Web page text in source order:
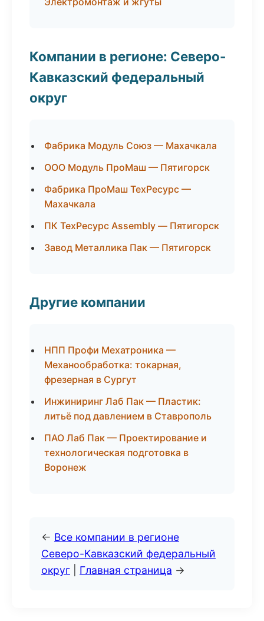
Компании в регионе: Северо-
Кавказский федеральный
округ
Фабрика Модуль Союз — Махачкала
ООО Модуль ПроМаш — Пятигорск
Фабрика ПроМаш ТехРесурс —
Махачкала
ПК ТехРесурс Assembly — Пятигорск
Завод Металлика Пак — Пятигорск
Другие компании
НПП Профи Мехатроника —
Механообработка: токарная,
фрезерная в Сургут
Инжиниринг Лаб Пак — Пластик:
литьё под давлением в Ставрополь
ПАО Лаб Пак — Проектирование и
технологическая подготовка в
Воронеж
← Все компании в регионе
Северо-Кавказский федеральный
округ
Главная страница →